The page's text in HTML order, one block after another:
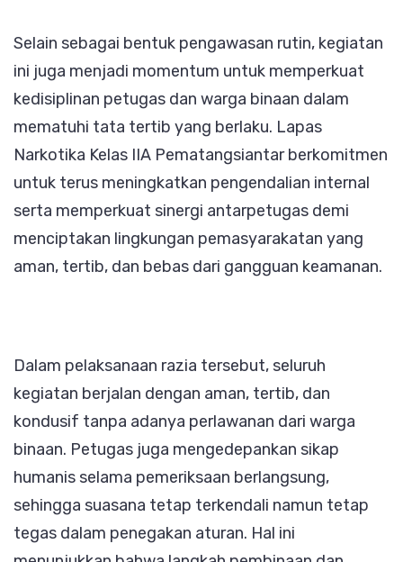
Selain sebagai bentuk pengawasan rutin, kegiatan
ini juga menjadi momentum untuk memperkuat
kedisiplinan petugas dan warga binaan dalam
mematuhi tata tertib yang berlaku. Lapas
Narkotika Kelas IIA Pematangsiantar berkomitmen
untuk terus meningkatkan pengendalian internal
serta memperkuat sinergi antarpetugas demi
menciptakan lingkungan pemasyarakatan yang
aman, tertib, dan bebas dari gangguan keamanan.
Dalam pelaksanaan razia tersebut, seluruh
kegiatan berjalan dengan aman, tertib, dan
kondusif tanpa adanya perlawanan dari warga
binaan. Petugas juga mengedepankan sikap
humanis selama pemeriksaan berlangsung,
sehingga suasana tetap terkendali namun tetap
tegas dalam penegakan aturan. Hal ini